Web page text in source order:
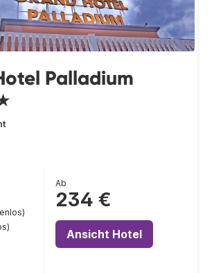
Palladium
Ab
234 €
Ansicht Hotel